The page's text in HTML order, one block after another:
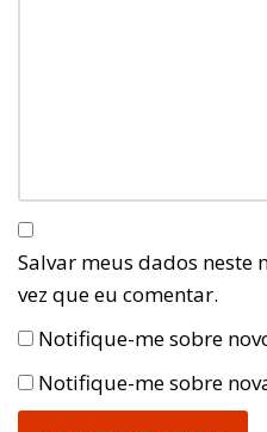
Salvar meus dados
vez que eu comentar.
Notifique-me sobre
Notifique-me sobre